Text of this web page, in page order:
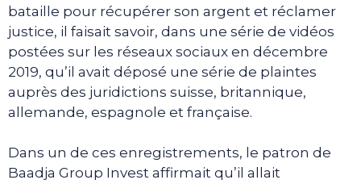
bataille pour récupérer son argent et réclamer
justice, il faisait savoir, dans une série de vidéos
postées sur les réseaux sociaux en décembre
2019, qu’il avait déposé une série de plaintes
auprès des juridictions suisse, britannique,
allemande, espagnole et française.
Dans un de ces enregistrements, le patron de
Baadja Group Invest affirmait qu’il allait